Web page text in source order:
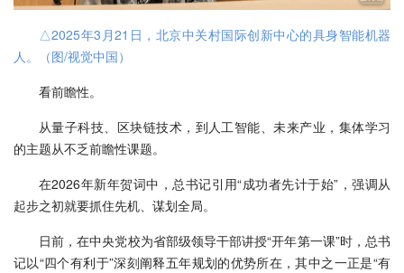
△2025年3月21日，北京中关村国际创新中心的具身智能机器
人。（图/视觉中国）
看前瞻性。
从量子科技、区块链技术，到人工智能、未来产业，集体学习
的主题从不乏前瞻性课题。
在2026年新年贺词中，总书记引用“成功者先计于始”，强调从
起步之初就要抓住先机、谋划全局。
日前，在中央党校为省部级领导干部讲授“开年第一课”时，总书
记以“四个有利于”深刻阐释五年规划的优势所在，其中之一正是“有